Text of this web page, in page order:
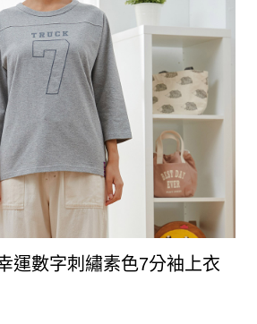
運數字刺繡素色7分袖上衣